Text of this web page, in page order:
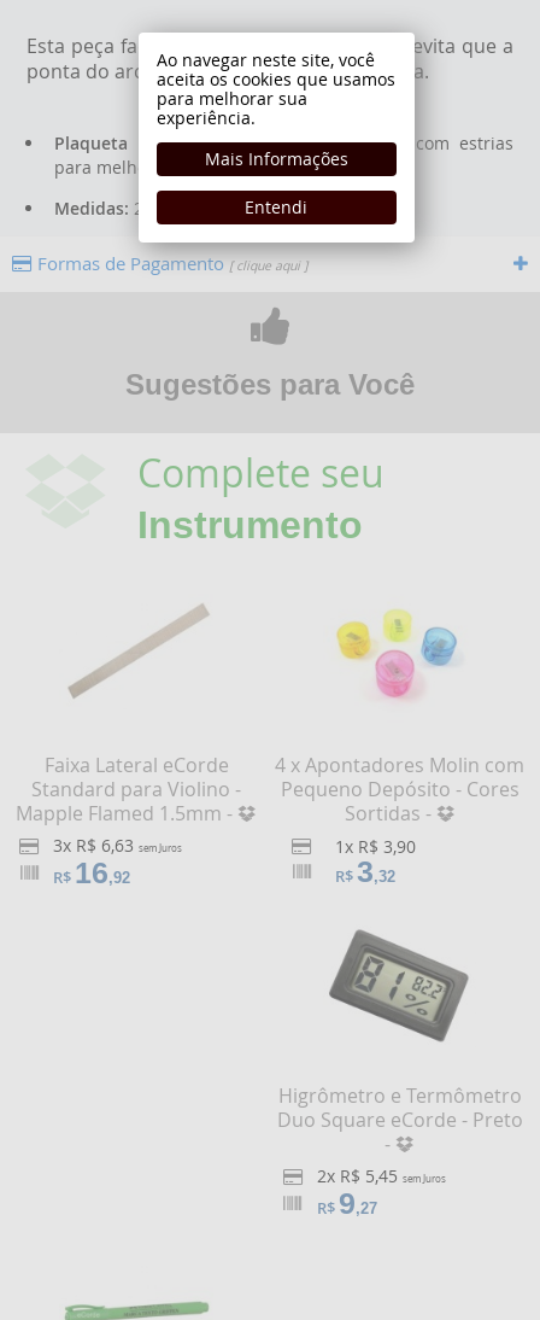
Esta peça facilita a troca da ponteira pois evita que a
ponta do arco se quebre durante a retirada.
Plaqueta plástica:1 em plástico preto e com estrias
para melhor fixação da cola
Medidas: 24mm x 11,5mm x 4mm
Formas de Pagamento [ clique aqui ]
Sugestões para Você
Complete seu
Instrumento
Faixa Lateral eCorde
Standard para Violino -
Mapple Flamed 1.5mm -
3x R$ 6,63 sem Juros
R$ 16,92
4 x Apontadores Molin com
Pequeno Depósito - Cores
Sortidas -
1x R$ 3,90
R$3,32
Higrômetro e Termômetro
Duo Square eCorde - Preto
-
2x R$ 5,45 sem Juros
R$ 9,27
Ao navegar neste site, você
aceita os cookies que usamos
para melhorar sua
experiência.
Mais Informações
Entendi